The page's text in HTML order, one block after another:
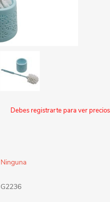
Debes registrarte para ver precios
Ninguna
G2236